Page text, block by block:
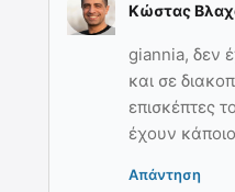
Κώστας
giannia, δεν
και σε
επισκέπτες
έχουν
Απάντηση